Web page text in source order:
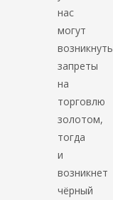
нас
могут
возникнуть
запреты
на
торговлю
золотом,
тогда
и
возникнет
чёрный